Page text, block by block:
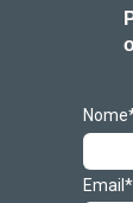
Email*